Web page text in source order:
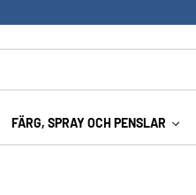
FÄRG, SPRAY OCH PENSLAR